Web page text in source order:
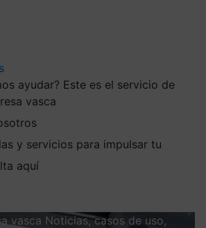
ayudar? Este es el servicio de
vasca
y servicios para impulsar tu
aquí
vasca Noticias, casos de uso,